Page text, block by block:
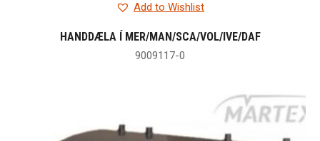
Add to Wishlist
HANDDÆLA Í MER/MAN/SCA/VOL/IVE/DAF
9009117-0